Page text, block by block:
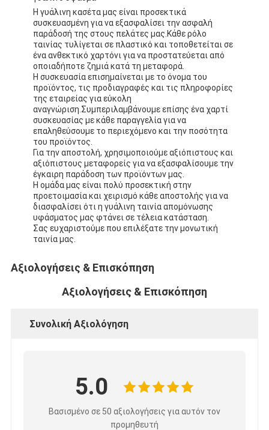
Η γυάλινη κασέτα μας είναι προσεκτικά
συσκευασμένη για να εξασφαλίσει την ασφαλή
παράδοσή της στους πελάτες μας.Κάθε ρόλο
ταινίας τυλίγεται σε πλαστικό και τοποθετείται σε
ένα ανθεκτικό χαρτόνι για να προστατεύεται από
οποιαδήποτε ζημιά κατά τη μεταφορά.
Η συσκευασία επισημαίνεται με το όνομα του
προϊόντος, τις προδιαγραφές και τις πληροφορίες
της εταιρείας για εύκολη
αναγνώριση.Συμπεριλαμβάνουμε επίσης ένα χαρτί
συσκευασίας με κάθε παραγγελία για να
επαληθεύσουμε το περιεχόμενο και την ποσότητα
του προϊόντος.
Για την αποστολή, χρησιμοποιούμε αξιόπιστους και
αξιόπιστους μεταφορείς για να εξασφαλίσουμε την
έγκαιρη παράδοση των προϊόντων μας.
Η ομάδα μας είναι πολύ προσεκτική στην
προετοιμασία και χειρισμό κάθε αποστολής για να
διασφαλίσει ότι η γυάλινη ταινία απομόνωσης
υφάσματος μας φτάνει σε τέλεια κατάσταση.
Σας ευχαριστούμε που επιλέξατε την μονωτική
ταινία μας.
Αξιολογήσεις & Επισκόπηση
Αξιολογήσεις & Επισκόπηση
Συνολική Αξιολόγηση
5.0
Βασισμένο σε 50 αξιολογήσεις για αυτόν τον
προμηθευτή